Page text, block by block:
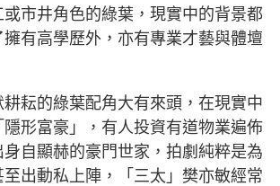
市井角色的綠葉，現實中的背景都
有高學歷外，亦有專業才藝與體壇
耘的綠葉配角大有來頭，在現實中
形富豪」，有人投資有道物業遍佈
自顯赫的豪門世家，拍劇純粹是為
出動私上陣，「三太」樊亦敏經常